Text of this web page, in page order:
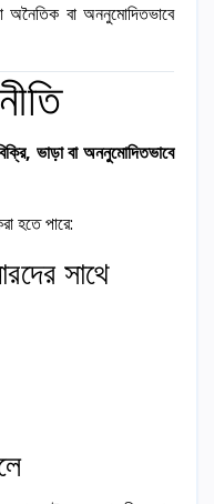
বা অননুমোদিতভাবে
ভাড়া বা অননুমোদিতভাবে
হতে পারে:
সাথে